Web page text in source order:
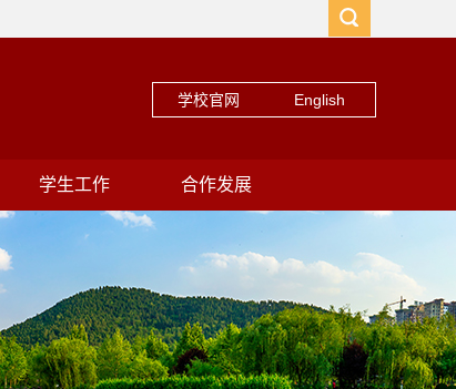
学校官网 English
学生工作 合作发展